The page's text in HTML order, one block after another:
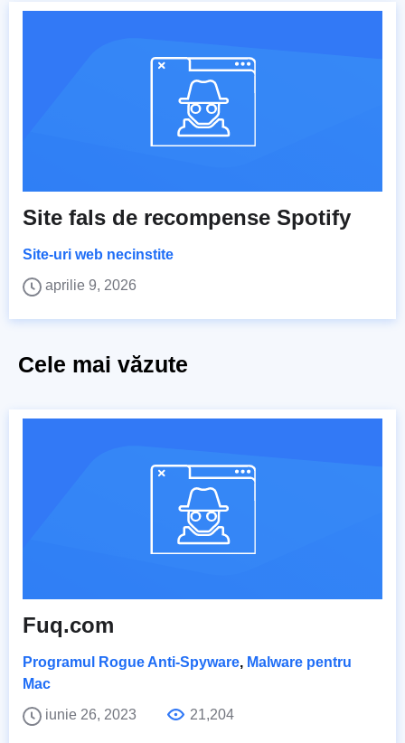
Site fals de recompense Spotify
Site-uri web necinstite
aprilie 9, 2026
Cele mai văzute
Fuq.com
Programul Rogue Anti-Spyware, Malware pentru
Mac
iunie 26, 2023
21,204